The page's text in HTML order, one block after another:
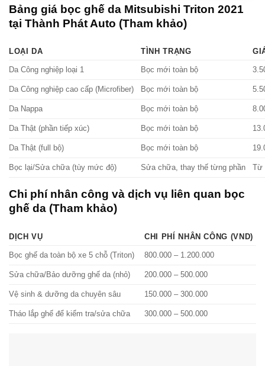
Bảng giá bọc ghế da Mitsubishi Triton 2021
tại Thành Phát Auto (Tham khảo)
LOẠI DA TÌNH TRẠNG
Da Công nghiệp loại 1 Bọc mới toàn bộ
Da Công nghiệp cao cấp (Microfiber) Bọc mới toàn bộ
Da Nappa Bọc mới toàn bộ
Da Thật (phần tiếp xúc) Bọc mới toàn bộ
Da Thật (full bộ) Bọc mới toàn bộ
Bọc lại/Sửa chữa (tùy mức độ) Sửa chữa, thay thế từng phần Từ
Chi phí nhân công và dịch vụ liên quan bọc
ghế da (Tham khảo)
DỊCH VỤ CHI PHÍ NHÂN CÔNG (VND)
Bọc ghế da toàn bộ xe 5 chỗ (Triton) 800.000 – 1.200.000
Sửa chữa/Bảo dưỡng ghế da (nhỏ) 200.000 – 500.000
Vệ sinh & dưỡng da chuyên sâu 150.000 – 300.000
Tháo lắp ghế để kiểm tra/sửa chữa 300.000 – 500.000